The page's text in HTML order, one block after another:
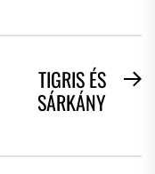
TIGRIS ÉS
SÁRKÁNY